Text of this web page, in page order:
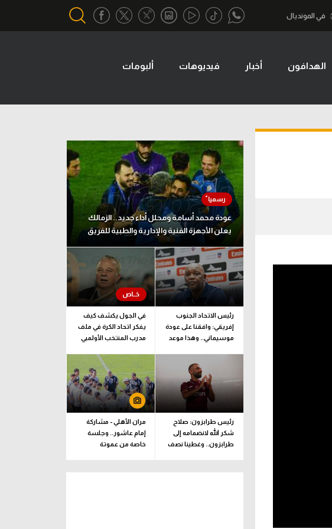
كرة السلة الأمريكية
كرة سلة
تحقيق في الجول
تقرير في الجول
تحليل في الجول
حكايات في الجول
كويز في الجول
فيديو في الجول
في المونديال
الهدافون أخبار فيديوهات ألبومات
عودة محمد أسامة ومحلل أداء جديد.. الزمالك
يعلن الأجهزة الفنية والإدارية والطبية للفريق
رئيس الاتحاد الجنوب
إفريقي: وافقنا على عودة
موسيماني.. وهذا موعد
في الجول يكشف كيف
يفكر اتحاد الكرة في ملف
مدرب المنتخب الأولمبي
رئيس طرابزون: صلاح
شكر الله لانضمامه إلى
طرابزون.. وغطينا نصف
مران الأهلي - مشاركة
إمام عاشور.. وجلسة
خاصة من عموتة